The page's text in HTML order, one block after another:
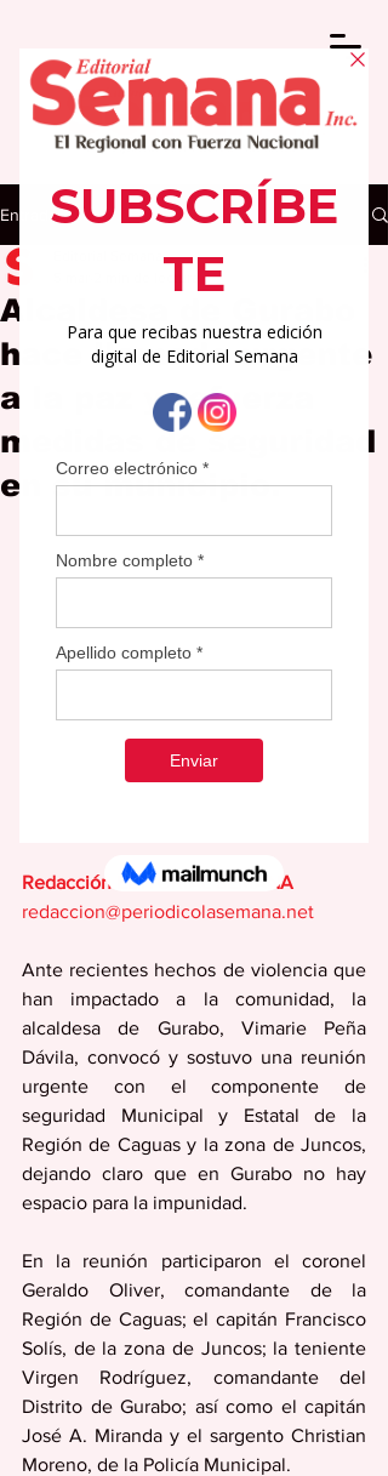
Entrada
Alcaldesa de Gurabo
hace llamado urgente
a la paz y refuerza
medidas de seguridad
en su municipio.
Redacción EDITORIAL SEMANA
redaccion@periodicolasemana.net
Ante recientes hechos de violencia que
han impactado a la comunidad, la
alcaldesa de Gurabo, Vimarie Peña
Dávila, convocó y sostuvo una reunión
urgente con el componente de
seguridad Municipal y Estatal de la
Región de Caguas y la zona de Juncos,
dejando claro que en Gurabo no hay
espacio para la impunidad.
En la reunión participaron el coronel
Geraldo Oliver, comandante de la
Región de Caguas; el capitán Francisco
Solís, de la zona de Juncos; la teniente
Virgen Rodríguez, comandante del
Distrito de Gurabo; así como el capitán
José A. Miranda y el sargento Christian
Moreno, de la Policía Municipal.